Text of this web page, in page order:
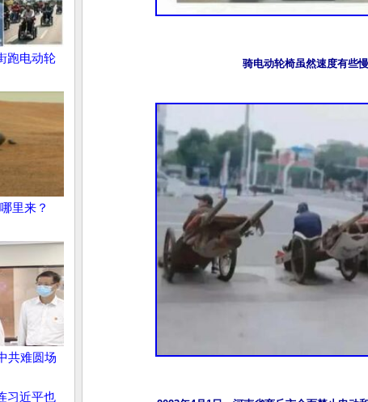
跑电动轮
里来？
共难圆场
习近平也
骑电动轮椅虽然速度有些